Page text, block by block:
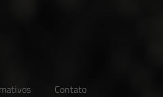
Contato